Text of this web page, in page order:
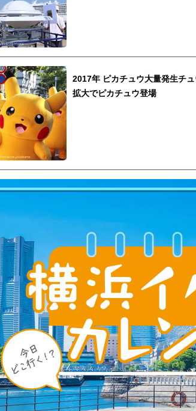
2017年 ピカチュウ大量発生チ
拡大でピカチュウ登場